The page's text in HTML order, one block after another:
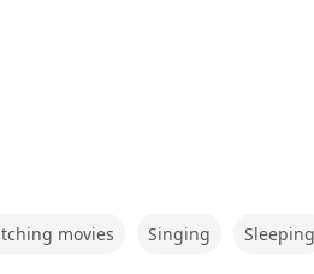
キッズ - 絵本
Let's Go (レ
都道府
movies Singing Sleeping